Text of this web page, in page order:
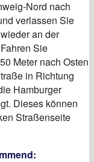
Nord nach
verlassen Sie
an der
Sie
Meter nach Osten
in Richtung
Hamburger
Dieses können
Straßenseite